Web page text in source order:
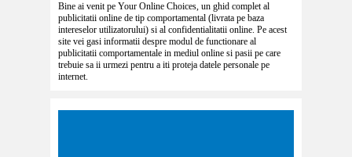
Bine ai venit pe Your Online Choices, un ghid complet al
publicitatii online de tip comportamental (livrata pe baza
intereselor utilizatorului) si al confidentialitatii online. Pe acest
site vei gasi informatii despre modul de functionare al
publicitatii comportamentale in mediul online si pasii pe care
trebuie sa ii urmezi pentru a iti proteja datele personale pe
internet.